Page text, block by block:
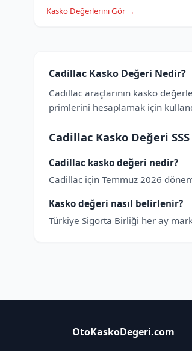
Kasko Değerlerini Gör →
Cadillac Kasko Değeri Nedir?
Cadillac araçlarının kasko
primlerini hesaplamak için
Cadillac Kasko Değeri SSS
Cadillac kasko değeri nedir?
Cadillac için Temmuz 2026
Kasko değeri nasıl belirlenir?
Türkiye Sigorta Birliği her ay
OtoKaskoDegeri.com